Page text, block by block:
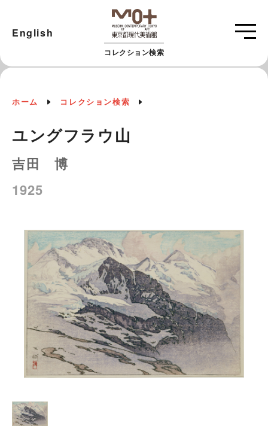
コレクション検索
English
ホーム コレクション検索
ユングフラウ山
吉田 博
1925